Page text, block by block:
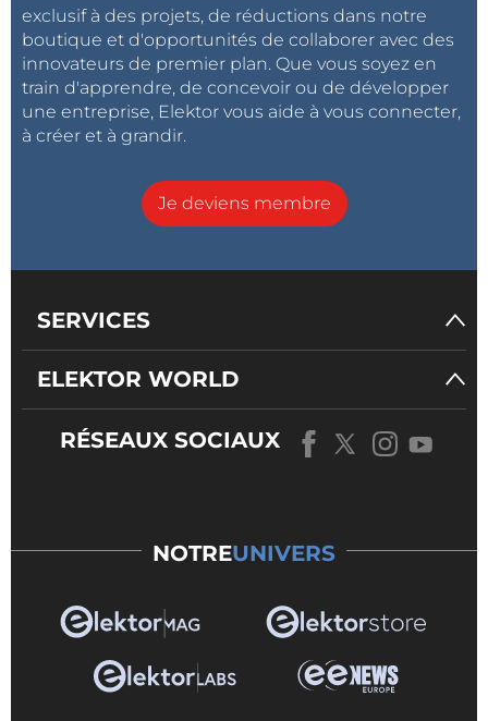
exclusif à des projets, de réductions dans notre
boutique et d'opportunités de collaborer avec des
innovateurs de premier plan. Que vous soyez en
train d'apprendre, de concevoir ou de développer
une entreprise, Elektor vous aide à vous connecter,
à créer et à grandir.
Je deviens membre
SERVICES
ELEKTOR WORLD
RÉSEAUX SOCIAUX
NOTREUNIVERS